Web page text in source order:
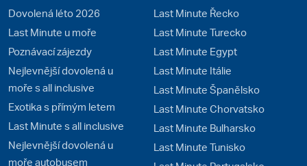
Dovolená léto 2026
Last Minute u moře
Poznávací zájezdy
Nejlevnější dovolená u
moře s all inclusive
Exotika s přímým letem
Last Minute s all inclusive
Nejlevnější dovolená u
moře autobusem
Last Minute Řecko
Last Minute Turecko
Last Minute Egypt
Last Minute Itálie
Last Minute Španělsko
Last Minute Chorvatsko
Last Minute Bulharsko
Last Minute Tunisko